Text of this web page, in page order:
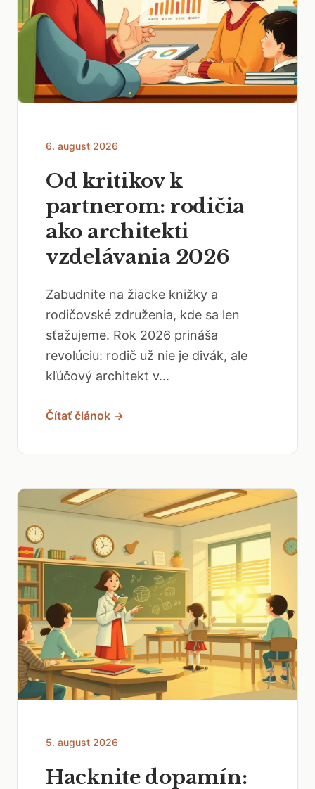
6. august 2026
Od kritikov k
partnerom: rodičia
ako architekti
vzdelávania 2026
Zabudnite na žiacke knižky a
rodičovské združenia, kde sa len
sťažujeme. Rok 2026 prináša
revolúciu: rodič už nie je divák, ale
kľúčový architekt v...
Čítať článok →
5. august 2026
Hacknite dopamín: